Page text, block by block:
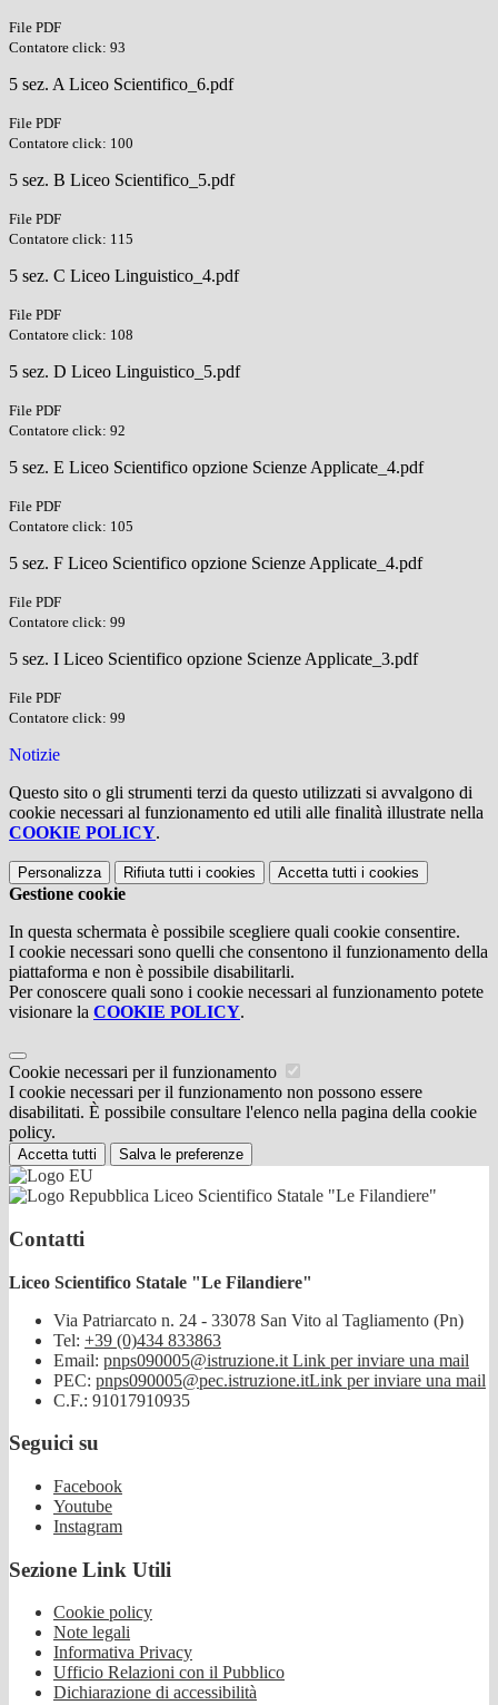
File PDF
Contatore click: 93
5 sez. A Liceo Scientifico_6.pdf
File PDF
Contatore click: 100
5 sez. B Liceo Scientifico_5.pdf
File PDF
Contatore click: 115
5 sez. C Liceo Linguistico_4.pdf
File PDF
Contatore click: 108
5 sez. D Liceo Linguistico_5.pdf
File PDF
Contatore click: 92
5 sez. E Liceo Scientifico opzione Scienze Applicate_4.pdf
File PDF
Contatore click: 105
5 sez. F Liceo Scientifico opzione Scienze Applicate_4.pdf
File PDF
Contatore click: 99
5 sez. I Liceo Scientifico opzione Scienze Applicate_3.pdf
File PDF
Contatore click: 99
Notizie
Questo sito o gli strumenti terzi da questo utilizzati si avvalgono di
cookie necessari al funzionamento ed utili alle finalità illustrate nella
COOKIE POLICY.
Personalizza Rifiuta tutti i cookies Accetta tutti i cookies
Gestione cookie
In questa schermata è possibile scegliere quali cookie consentire.
I cookie necessari sono quelli che consentono il funzionamento della
piattaforma e non è possibile disabilitarli.
Per conoscere quali sono i cookie necessari al funzionamento potete
visionare la COOKIE POLICY.
Cookie necessari per il funzionamento
I cookie necessari per il funzionamento non possono essere
disabilitati. È possibile consultare l'elenco nella pagina della cookie
policy.
Accetta tutti Salva le preferenze
Liceo Scientifico Statale "Le Filandiere"
Contatti
Liceo Scientifico Statale "Le Filandiere"
Via Patriarcato n. 24 - 33078 San Vito al Tagliamento (Pn)
Tel: +39 (0)434 833863
Email: pnps090005@istruzione.it Link per inviare una mail
PEC: pnps090005@pec.istruzione.itLink per inviare una mail
C.F.: 91017910935
Seguici su
Facebook
Youtube
Instagram
Sezione Link Utili
Cookie policy
Note legali
Informativa Privacy
Ufficio Relazioni con il Pubblico
Dichiarazione di accessibilità